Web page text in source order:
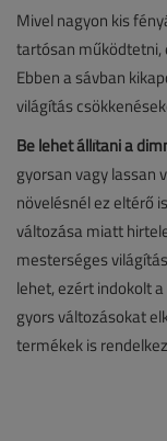
Mivel nagyon kis
tartósan működtetni,
Ebben a sávban
világítás
Be lehet állítani a
gyorsan vagy lassan
növelésnél ez eltérő
változása miatt
mesterséges
lehet, ezért indokolt
gyors változásokat
termékek is